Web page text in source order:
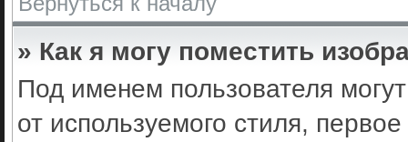
» Как я могу поместить
Под именем пользователя
от используемого стиля,